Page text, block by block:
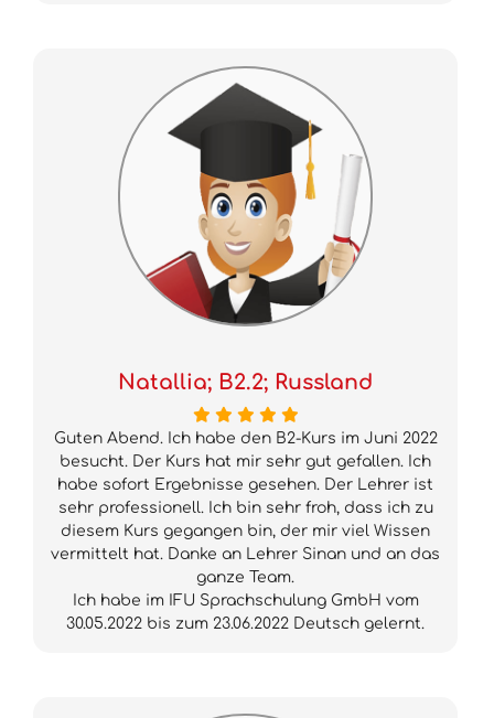
Natallia; B2.2; Russland
Guten Abend. Ich habe den B2-Kurs im Juni 2022
besucht. Der Kurs hat mir sehr gut gefallen. Ich
habe sofort Ergebnisse gesehen. Der Lehrer ist
sehr professionell. Ich bin sehr froh, dass ich zu
diesem Kurs gegangen bin, der mir viel Wissen
vermittelt hat. Danke an Lehrer Sinan und an das
ganze Team.
Ich habe im IFU Sprachschulung GmbH vom
30.05.2022 bis zum 23.06.2022 Deutsch gelernt.